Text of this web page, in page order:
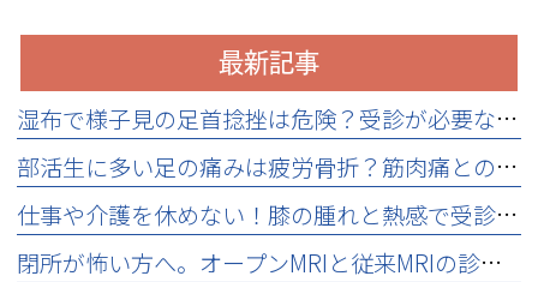
最新記事
湿布で様子見の足首捻挫は危険？受診が必要な症状と応急処置
部活生に多い足の痛みは疲労骨折？筋肉痛との見分け方と受診目安
仕事や介護を休めない！膝の腫れと熱感で受診するタイミングとは
閉所が怖い方へ。オープンMRIと従来MRIの診断精度比較とメリット